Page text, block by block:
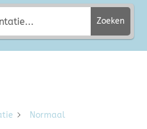
Zoeken
Normaal